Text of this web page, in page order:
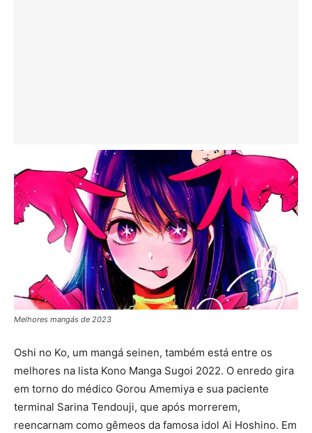
Melhores mangás de 2023
Oshi no Ko, um mangá seinen, também está entre os
melhores na lista Kono Manga Sugoi 2022. O enredo gira
em torno do médico Gorou Amemiya e sua paciente
terminal Sarina Tendouji, que após morrerem,
reencarnam como gêmeos da famosa idol Ai Hoshino. Em